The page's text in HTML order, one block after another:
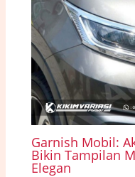
Garnish Mobil:
Bikin Tampilan
Elegan